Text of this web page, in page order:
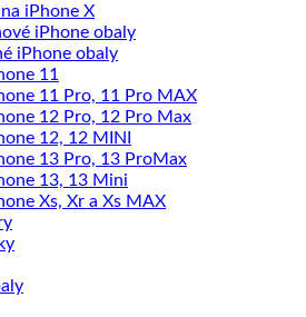
iPhone X
iPhone obaly
iPhone obaly
11
11 Pro, 11 Pro MAX
12 Pro, 12 Pro Max
12, 12 MINI
13 Pro, 13 ProMax
13, 13 Mini
Xs, Xr a Xs MAX